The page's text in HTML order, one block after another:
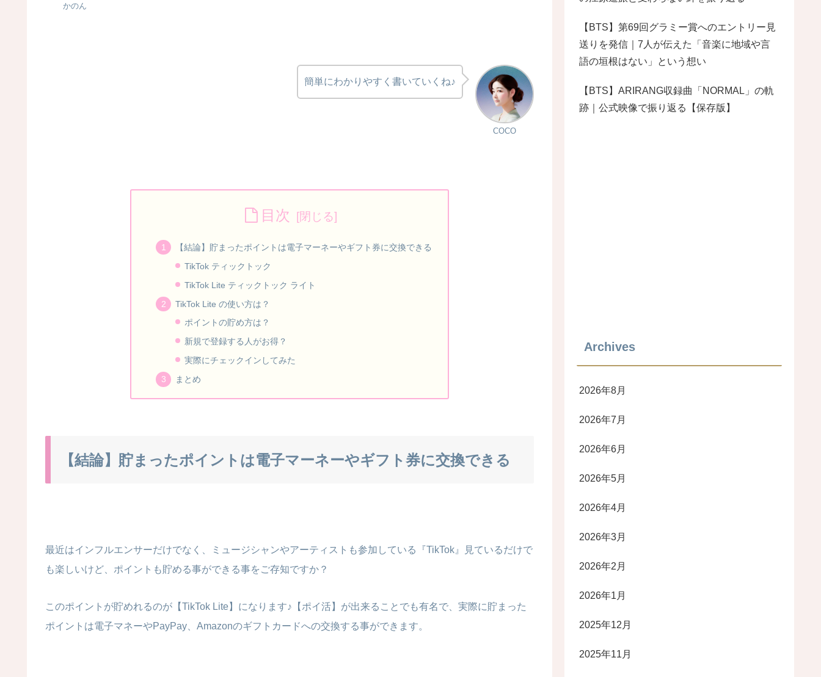
かのん
COCO
簡単にわかりやすく書いていくね♪
目次
【結論】貯まったポイントは電子マーネーやギフト券に交換できる
TikTok ティックトック
TikTok Lite ティックトック ライト
TikTok Lite の使い方は？
ポイントの貯め方は？
新規で登録する人がお得？
実際にチェックインしてみた
まとめ
【結論】貯まったポイントは電子マーネーやギフト券に交換できる
最近はインフルエンサーだけでなく、ミュージシャンやアーティストも参加している『TikTok』見ているだけで
も楽しいけど、ポイントも貯める事ができる事をご存知ですか？
このポイントが貯めれるのが【TikTok Lite】になります♪【ポイ活】が出来ることでも有名で、実際に貯まった
ポイントは電子マネーやPayPay、Amazonのギフトカードへの交換する事ができます。
【BTS】第69回グラミー賞へのエントリー見
送りを発信｜7人が伝えた「音楽に地域や言
語の垣根はない」という想い
【BTS】ARIRANG収録曲「NORMAL」の軌
跡｜公式映像で振り返る【保存版】
Archives
2026年8月
2026年7月
2026年6月
2026年5月
2026年4月
2026年3月
2026年2月
2026年1月
2025年12月
2025年11月